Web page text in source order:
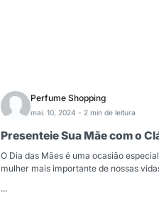
Perfume Shopping
mai. 10, 2024 - 2 min de leitura
Presenteie Sua Mãe com o
O Dia das Mães é uma ocasião
mulher mais importante de nossas
...